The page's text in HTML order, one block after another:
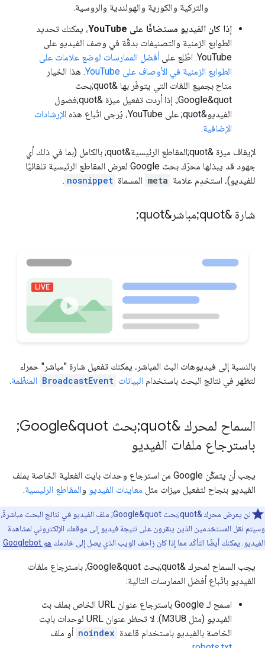
والتركية والكورية والهولندية والروسية.
إذا كان الفيديو مستضافًا على YouTube
، يمكنك تحديد
الطوابع الزمنية والتصنيفات بدقّة في وصف الفيديو على
YouTube. اطّلِع على
أفضل الممارسات لوضع علامات على
الطوابع الزمنية في الأوصاف على YouTube
. هذا الخيار
متاح بجميع اللغات التي يتوفّر بها &quot;بحث
Google&quot;. إذا أردت تفعيل ميزة &quot;فصول
الفيديو&quot; على YouTube، يُرجى اتّباع هذه
الإرشادات
الإضافية.
لإيقاف ميزة &quot;المقاطع الرئيسية&quot; بالكامل (بما في ذلك أي
جهود قد يبذلها محرّك بحث Google لعرض المقاطع الرئيسية تلقائيًا
للفيديو)، استخدِم علامة meta المسماة nosnippet
.
شارة &quot;مباشر&quot;
بالنسبة إلى فيديوهات البث المباشر، يمكنك تفعيل شارة "مباشر" حمراء
لتظهر في نتائج البحث باستخدام البيانات BroadcastEvent المنظّمة.
السماح لمحرك &quot;بحث Google&quot;
باسترجاع ملفات الفيديو
يجب أن يتمكّن Google من استرجاع وحدات بايت الفعلية الخاصة بملف
الفيديو بنجاح لتفعيل ميزات مثل معاينات الفيديو والمقاطع الرئيسية.
لن يعرض محرك &quot;بحث Google&quot; ملف الفيديو في نتائج البحث مباشرةً،
وسيتم نقل المستخدمين الذين ينقرون على نتيجة فيديو إلى موقعك الإلكتروني لمشاهدة
الفيديو. يمكنك أيضًا التأكّد مما إذا كان زاحف الويب الذي يصل إلى خادمك هو Googlebot
يجب السماح لمحرك &quot;بحث Google&quot; باسترجاع ملفات
الفيديو باتّباع أفضل الممارسات التالية:
اسمح لـ Google باسترجاع عنوان URL الخاص بملف بث
الفيديو (مثل M3U8). لا تحظر عنوان URL لوحدات بايت
الخاصة بالفيديو باستخدام قاعدة noindex أو ملف